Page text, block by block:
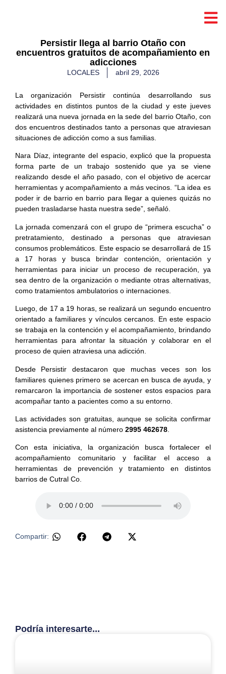
Persistir llega al barrio Otaño con
encuentros gratuitos de acompañamiento en
adicciones
LOCALES abril 29, 2026
La organización Persistir continúa desarrollando sus
actividades en distintos puntos de la ciudad y este jueves
realizará una nueva jornada en la sede del barrio Otaño, con
dos encuentros destinados tanto a personas que atraviesan
situaciones de adicción como a sus familias.
Nara Díaz, integrante del espacio, explicó que la propuesta
forma parte de un trabajo sostenido que ya se viene
realizando desde el año pasado, con el objetivo de acercar
herramientas y acompañamiento a más vecinos. “La idea es
poder ir de barrio en barrio para llegar a quienes quizás no
pueden trasladarse hasta nuestra sede”, señaló.
La jornada comenzará con el grupo de “primera escucha” o
pretratamiento, destinado a personas que atraviesan
consumos problemáticos. Este espacio se desarrollará de 15
a 17 horas y busca brindar contención, orientación y
herramientas para iniciar un proceso de recuperación, ya
sea dentro de la organización o mediante otras alternativas,
como tratamientos ambulatorios o internaciones.
Luego, de 17 a 19 horas, se realizará un segundo encuentro
orientado a familiares y vínculos cercanos. En este espacio
se trabaja en la contención y el acompañamiento, brindando
herramientas para afrontar la situación y colaborar en el
proceso de quien atraviesa una adicción.
Desde Persistir destacaron que muchas veces son los
familiares quienes primero se acercan en busca de ayuda, y
remarcaron la importancia de sostener estos espacios para
acompañar tanto a pacientes como a su entorno.
Las actividades son gratuitas, aunque se solicita confirmar
asistencia previamente al número 2995 462678
Con esta iniciativa, la organización busca fortalecer el
acompañamiento comunitario y facilitar el acceso a
herramientas de prevención y tratamiento en distintos
barrios de Cutral Co.
Compartir:
Podría interesarte...